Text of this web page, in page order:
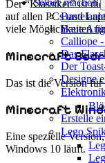
Selber machen
Baue
Calliope
Das
Der
Designe
Erstelle
Lego
Der “Klassiker” ist
auf allen PCs und
viele Möglichkeiten
Minecraft
Das ist die Version
Minecraft
Eine spezielle
Windows 10 läuft.